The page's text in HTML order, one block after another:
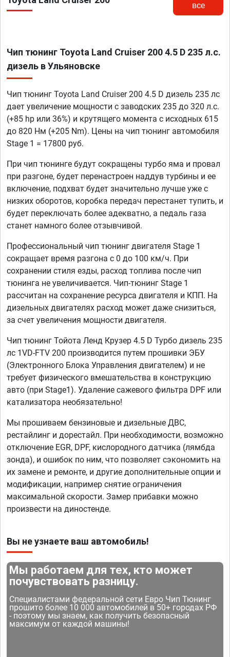
все
Чип тюнинг Toyota Land Cruiser 200 4.5 D 235 л.с.
дизель в Ульяновске
Чип тюнинг Toyota Land Cruiser 200 4.5 D дизель 235 лс
дает увеличение мощности с заводских 235 до 320 л.с.
(+85 hp или 36%) и крутящего момента с исходных 615
до 820 Нм (+205 Nm). Цены на чип тюнинг автомобиля
Stage 1 = 17800 руб.
При чип тюнинге будут сокращены турбо яма и провал
при разгоне, будет перенастроен наддув турбины и ее
включение, подхват будет значительно лучше уже с
низких оборотов, коробка передач перестанет тупить, и
будет переключать более адекватно, а педаль газа
станет намного более отзывчивой.
Профессиональный чип тюнинг двигателя Stage 1
сокращает время разгона с 0 до 100 км/ч. При
сохранении стиля езды, расход топлива после чип
тюнинга не увеличивается. Чип-тюнинг Stage 1
рассчитан на сохранение ресурса двигателя и КПП. На
дизельных двигателях расход может даже снизиться,
за счет увеличения мощности двигателя.
Чип тюнинг Тойота Ленд Крузер 4.5 D Турбо дизель 235
лс 1VD-FTV 200 производится путем прошивки ЭБУ
(Электронного Блока Управления двигателем) и не
требует физического вмешательства в конструкцию
авто (при Stage1). Удаление сажевого фильтра DPF или
катализатора необязательно!
Мы прошиваем бензиновые и дизельные ДВС,
рестайлинг и дорестайл. При необходимости, возможно
отключение EGR, DPF, кислородного датчика (лямбда
зонда), и ошибок по ним, что позволяет сэкономить на
их замене и ремонте, и другие дополнительные опции и
модификации, например снятие ограничения
максимальной скорости. Замер прибавки можно
произвести на диностенде.
Вы не узнаете ваш автомобиль!
Мы работаем для тех, кто может
почувствовать разницу.
Специалистами федеральной сети Евро Чип Тюнинг
прошито более 10 000 автомобилей в 50+ городах РФ
- поэтому мы знаем, как получить безопасный
максимум от каждой машины!